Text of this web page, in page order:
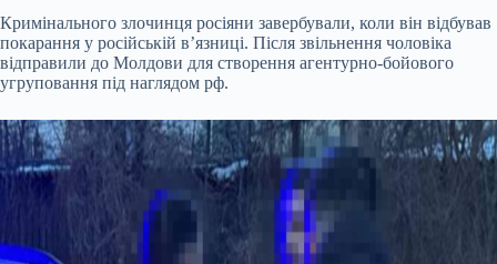
Кримінального злочинця росіяни завербували, коли він відбував
покарання у російській в’язниці. Після звільнення чоловіка
відправили до Молдови для створення агентурно-бойового
угруповання під наглядом рф.